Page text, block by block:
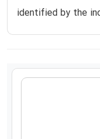
identified by the